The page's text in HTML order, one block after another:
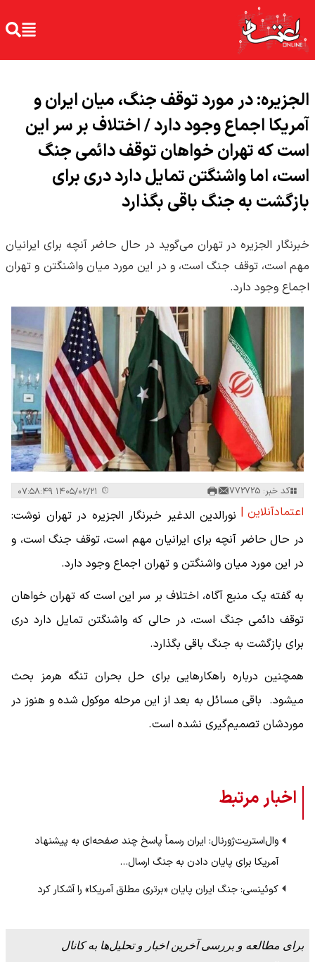
الجزیره: در مورد توقف جنگ، میان ایران و
آمریکا اجماع وجود دارد / اختلاف بر سر این
است که تهران خواهان توقف دائمی جنگ
است، اما واشنگتن تمایل دارد دری برای
بازگشت به جنگ باقی بگذارد
خبرنگار الجزیره در تهران می‌گوید در حال حاضر آنچه برای ایرانیان
مهم است، توقف جنگ است، و در این مورد میان واشنگتن و تهران
اجماع وجود دارد.
کد خبر: 772725
اعتمادآنلاین | نورالدین الدغیر خبرنگار الجزیره در تهران نوشت:
در حال حاضر آنچه برای ایرانیان مهم است، توقف جنگ است، و
در این مورد میان واشنگتن و تهران اجماع وجود دارد.
به گفته یک منبع آگاه، اختلاف بر سر این است که تهران خواهان
توقف دائمی جنگ است، در حالی که واشنگتن تمایل دارد دری
برای بازگشت به جنگ باقی بگذارد.
همچنین درباره راهکارهایی برای حل بحران تنگه هرمز بحث
میشود. باقی مسائل به بعد از این مرحله موکول شده و هنوز در
موردشان تصمیم‌گیری نشده است.
اخبار مرتبط
وال‌استریت‌ژورنال: ایران رسماً پاسخ چند صفحه‌ای به پیشنهاد
آمریکا برای پایان دادن به جنگ ارسال…
کوئینسی: جنگ ایران پایان «برتری مطلق آمریکا» را آشکار کرد
برای مطالعه و بررسی آخرین اخبار و تحلیل‌ها به کانال